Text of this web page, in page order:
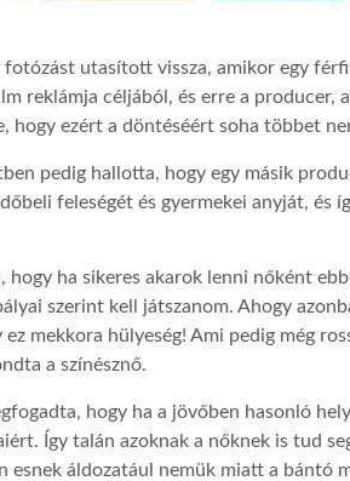
fotózást utasított vissza, amikor egy
reklámja céljából, és erre a producer,
hogy ezért a döntéséért soha többet
pedig hallotta, hogy egy másik
feleségét és gyermekei anyját, és
hogy ha sikeres akarok lenni nőként
szerint kell játszanom. Ahogy
mekkora hülyeség! Ami pedig még
a színésznő.
hogy ha a jövőben hasonló
Így talán azoknak a nőknek is tud
esnek áldozatául nemük miatt a bántó